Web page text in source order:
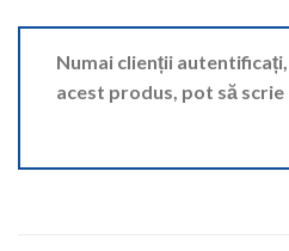
Numai clienții
acest produs, pot să scrie